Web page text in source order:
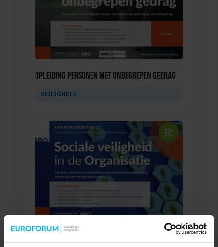
Opleiding Personen met onbegrepen gedrag
VEILIGHEID
Opleiding Sociale Veiligheid in de Organisatie